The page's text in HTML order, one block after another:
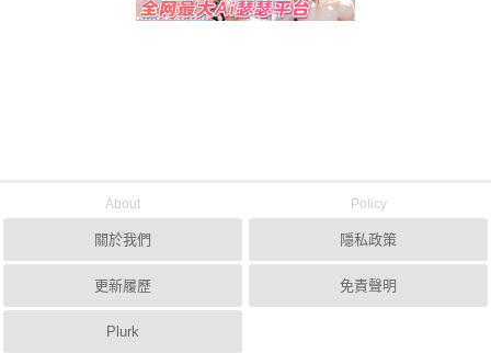
About
關於我們
更新履歷
Plurk
Policy
隱私政策
免責聲明